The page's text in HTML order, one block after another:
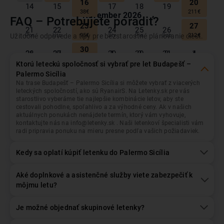
November2026
Pon Uto Str Štv Pia Sob Ned
26 27 28 29 30 31 1
2
49€
3
66€ 42€ 62 €
9
49€
10 11 12
42€
13 14
48 €
16
61€
17 18 19
42€
20 21
42 €
22
66€
24 25
42 € 42€
80€
2 3 4
14 15 16
38€
17 18 19 20
211 €
21 22 23
95€
24 25 26 27
212€
28 29 30 1 2 3 4
Pon Uto Str Štv Pia Sob
28 29 30 1 2 3
104 €
7 11
19 20
26 27 28 29 30
Budapešť Odlet z...
Palermo Sicília Prílet do...
Dátum odletu Dátum návratu
Pasažieri
1Dospelý, Ekonomická
+/- 3 dni
FAQ – Potrebujete poradiť?
Užitočné odpovede a tipy pre bezstarostné plánovanie ciest.
Ktorú leteckú spoločnosť si vybrať pre let Budapešť –
Palermo Sicília
Na trase Budapešť – Palermo Sicília si môžete vybrať z viacerých
leteckých spoločností, ako sú RyanairS. Na Letenky.sk pre vás
starostlivo vyberáme tie najlepšie kombinácie letov, aby ste
cestovali pohodlne, spoľahlivo a za výhodné ceny. Ak v našich
aktuálnych ponukách nenájdete termín, ktorý vám vyhovuje,
kontaktujte nás na info@letenky.sk . Naši letenkoví špecialisti vám
radi pripravia ponuku na mieru presne podľa vašich požiadaviek.
Kedy sa oplatí kúpiť letenku do Palermo Sicília
Aké doplnkové a asistenčné služby viete zabezpečiť k
môjmu letu?
Je možné objednať skupinové letenky?